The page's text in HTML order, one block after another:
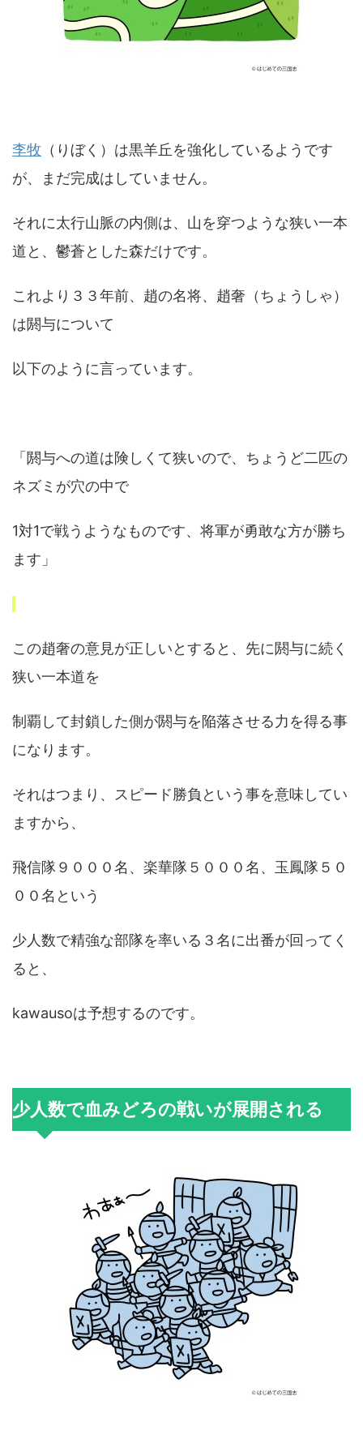
李牧 （りぼく）は黒羊丘を強化しているようです
が、まだ完成はしていません。
それに太行山脈の内側は、山を穿つような狭い一本
道と、鬱蒼とした森だけです。
これより３３年前、趙の名将、趙奢（ちょうしゃ）
は閼与について
以下のように言っています。
「閼与への道は険しくて狭いので、ちょうど二匹の
ネズミが穴の中で
1対1で戦うようなものです、将軍が勇敢な方が勝ち
ます」
この趙奢の意見が正しいとすると、先に閼与に続く
狭い一本道を
制覇して封鎖した側が閼与を陥落させる力を得る事
になります。
それはつまり、スピード勝負という事を意味してい
ますから、
飛信隊９０００名、楽華隊５０００名、玉鳳隊５０
００名という
少人数で精強な部隊を率いる３名に出番が回ってく
ると、
kawausoは予想するのです。
少人数で血みどろの戦いが展開される